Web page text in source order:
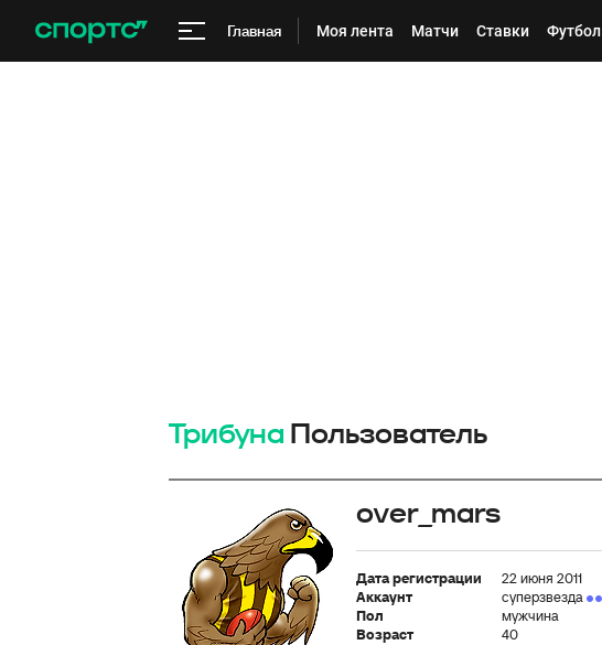
Главная Моя лента Матчи Ставки Футбол
Трибуна Пользователь
over_mars
Дата регистрации
22 июня 2011
Аккаунт
суперзвезда
Пол
мужчина
Возраст
40